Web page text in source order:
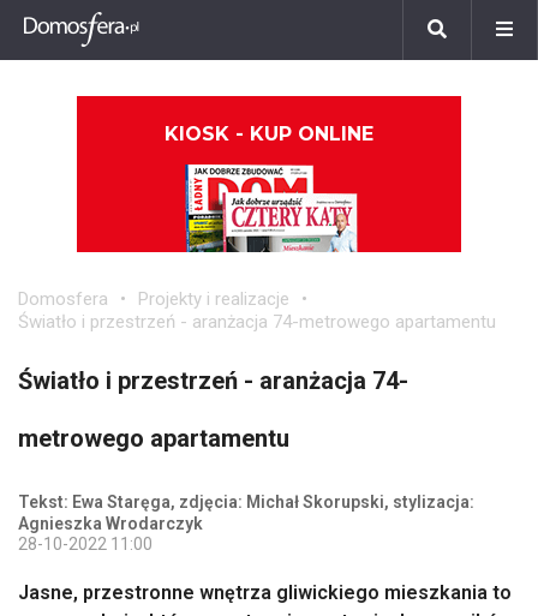
KIOSK - KUP ONLINE
Domosfera
Projekty i realizacje
Światło i przestrzeń - aranżacja 74-metrowego apartamentu
Światło i przestrzeń - aranżacja 74-
metrowego apartamentu
Tekst: Ewa Staręga, zdjęcia: Michał Skorupski, stylizacja:
Agnieszka Wrodarczyk
28-10-2022 11:00
Jasne, przestronne wnętrza gliwickiego mieszkania to